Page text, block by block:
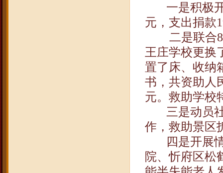
一是积极
元，支出捐款
二是联合8
王庄学校更换
置了床、收纳
书，共资助人
元。救助学校
三是动员
作，救助景区
四是开展
院、忻府区松